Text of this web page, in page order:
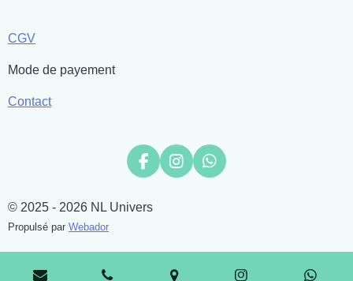
CGV
Mode de payement
Contact
F
e
I
a
W
© 2025 - 2026 NL Univers
Propulsé par Webador